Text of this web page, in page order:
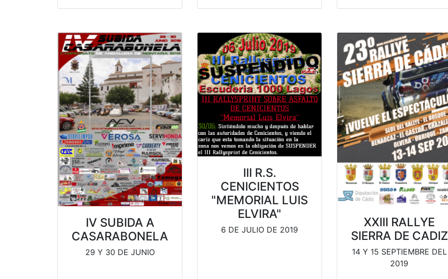
IV SUBIDA A
CASARABONELA
29 Y 30 DE JUNIO
III R.S.
CENICIENTOS
"MEMORIAL LUIS
ELVIRA"
6 DE JULIO DE 2019
XXIII RALLYE
SIERRA DE CADIZ
14 Y 15 SEPTIEMBRE DEL
2019